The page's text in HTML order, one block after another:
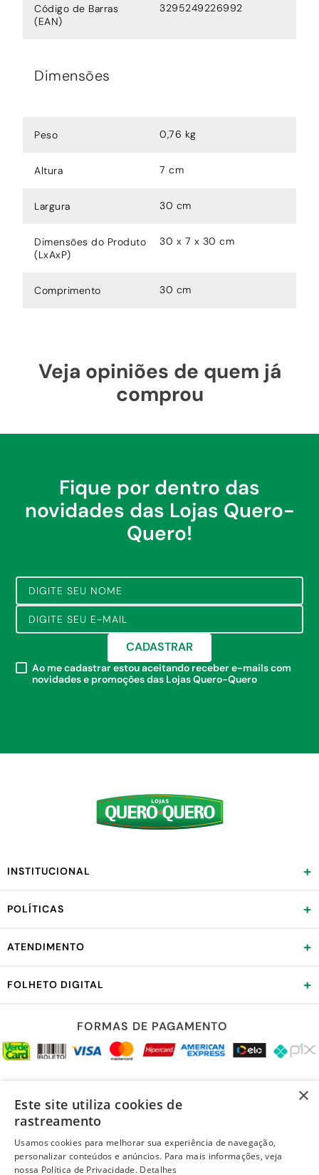
Código de Barras
(EAN)
3295249226992
Dimensões
Peso 0,76 kg
Altura 7 cm
Largura 30 cm
Dimensões do Produto
(LxAxP)
30 x 7 x 30 cm
Comprimento 30 cm
Veja opiniões de quem já
comprou
Fique por dentro das
novidades das Lojas Quero-
Quero!
CADASTRAR
Ao me cadastrar estou aceitando receber e-mails com
novidades e promoções das Lojas Quero-Quero
INSTITUCIONAL +
POLÍTICAS +
ATENDIMENTO +
FOLHETO DIGITAL +
FORMAS DE PAGAMENTO
LOJA SEGURA
×
Este site utiliza cookies de
rastreamento
Usamos cookies para melhorar sua experiência de navegação,
personalizar conteúdos e anúncios. Para mais informações, veja
nossa Política de Privacidade. Detalhes